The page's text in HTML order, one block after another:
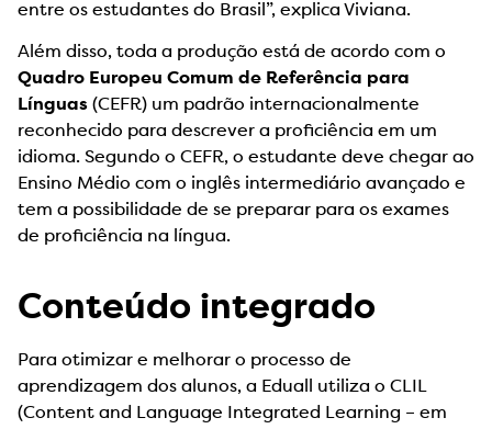
entre os estudantes do Brasil”, explica Viviana.
Além disso, toda a produção está de acordo com o
Quadro Europeu Comum de Referência para
Línguas (CEFR) um padrão internacionalmente
reconhecido para descrever a proficiência em um
idioma. Segundo o CEFR, o estudante deve chegar ao
Ensino Médio com o inglês intermediário avançado e
tem a possibilidade de se preparar para os exames
de proficiência na língua.
Conteúdo integrado
Para otimizar e melhorar o processo de
aprendizagem dos alunos, a Eduall utiliza o CLIL
(Content and Language Integrated Learning – em